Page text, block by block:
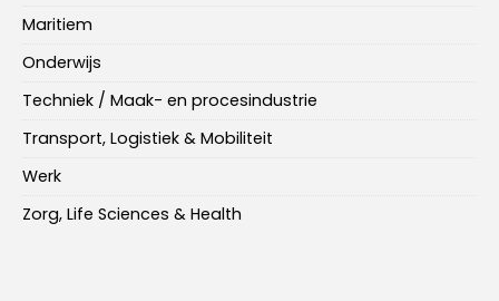
Maritiem
Onderwijs
Techniek / Maak- en procesindustrie
Transport, Logistiek & Mobiliteit
Werk
Zorg, Life Sciences & Health